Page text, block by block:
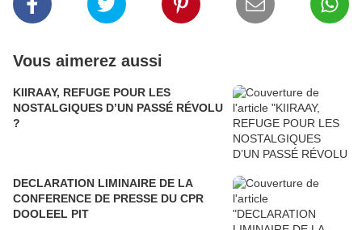
Vous aimerez aussi
KIIRAAY, REFUGE POUR LES
NOSTALGIQUES D’UN PASSÉ RÉVOLU
?
DECLARATION LIMINAIRE DE LA
CONFERENCE DE PRESSE DU CPR
DOOLEEL PIT